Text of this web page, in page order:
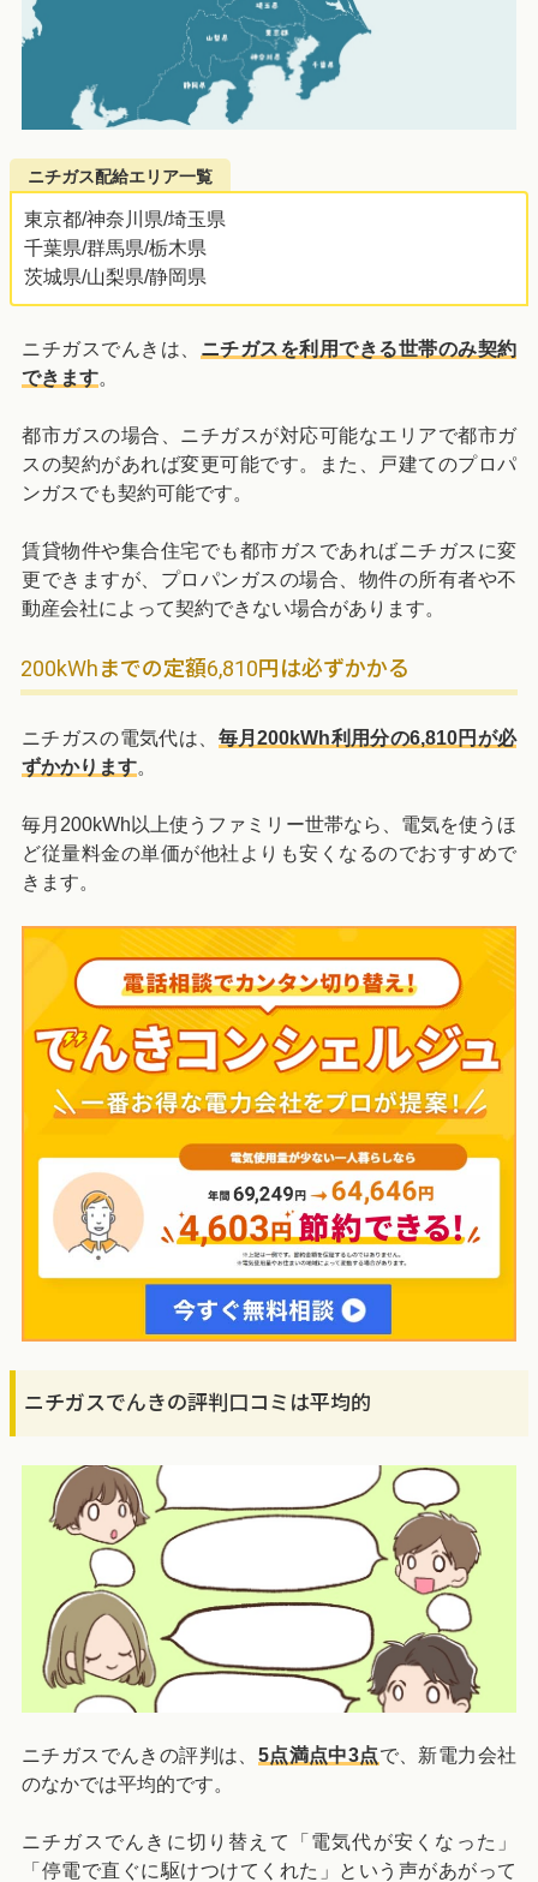
ニチガス配給エリア一覧
東京都/神奈川県/埼玉県
千葉県/群馬県/栃木県
茨城県/山梨県/静岡県
ニチガスでんきは、 ニチガスを利用できる世帯のみ契約
できます。
都市ガスの場合、ニチガスが対応可能なエリアで都市ガ
スの契約があれば変更可能です。また、戸建てのプロパ
ンガスでも契約可能です。
賃貸物件や集合住宅でも都市ガスであればニチガスに変
更できますが、プロパンガスの場合、物件の所有者や不
動産会社によって契約できない場合があります。
200kWhまでの定額6,810円は必ずかかる
ニチガスの電気代は、 毎月200kWh利用分の6,810円が必
ずかかります。
毎月200kWh以上使うファミリー世帯なら、電気を使うほ
ど従量料金の単価が他社よりも安くなるのでおすすめで
きます。
ニチガスでんきの評判口コミは平均的
ニチガスでんきの評判は、 5点満点中3点で、新電力会社
のなかでは平均的です。
ニチガスでんきに切り替えて「電気代が安くなった」
「停電で直ぐに駆けつけてくれた」という声があがって